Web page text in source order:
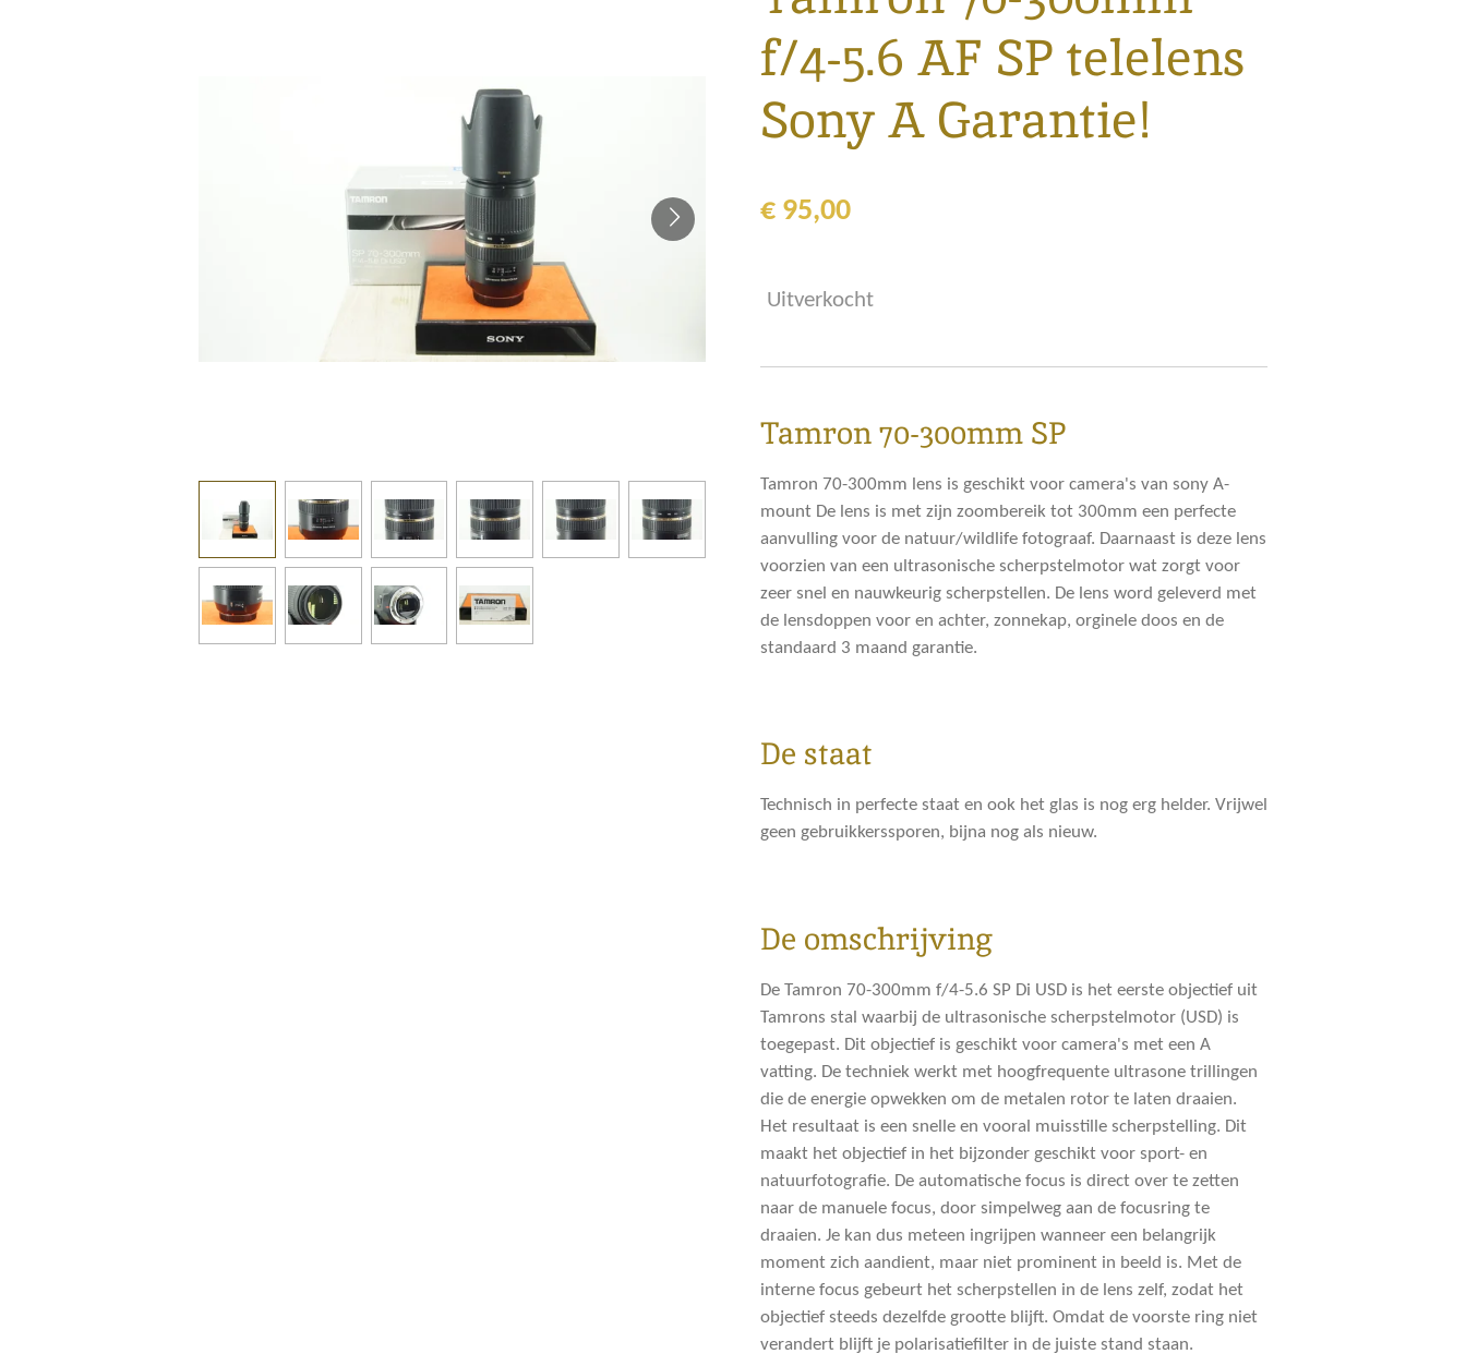
f/4-5.6 AF SP telelens
Sony A Garantie!
€ 95,00
Uitverkocht
Tamron 70-300mm SP
Tamron 70-300mm lens is geschikt voor camera's van sony A-
mount De lens is met zijn zoombereik tot 300mm een perfecte
aanvulling voor de natuur/wildlife fotograaf. Daarnaast is deze lens
voorzien van een ultrasonische scherpstelmotor wat zorgt voor
zeer snel en nauwkeurig scherpstellen. De lens word geleverd met
de lensdoppen voor en achter, zonnekap, orginele doos en de
standaard 3 maand garantie.
De staat
Technisch in perfecte staat en ook het glas is nog erg helder. Vrijwel
geen gebruikkerssporen, bijna nog als nieuw.
De omschrijving
De Tamron 70-300mm f/4-5.6 SP Di USD is het eerste objectief uit
Tamrons stal waarbij de ultrasonische scherpstelmotor (USD) is
toegepast. Dit objectief is geschikt voor camera's met een A
vatting. De techniek werkt met hoogfrequente ultrasone trillingen
die de energie opwekken om de metalen rotor te laten draaien.
Het resultaat is een snelle en vooral muisstille scherpstelling. Dit
maakt het objectief in het bijzonder geschikt voor sport- en
natuurfotografie. De automatische focus is direct over te zetten
naar de manuele focus, door simpelweg aan de focusring te
draaien. Je kan dus meteen ingrijpen wanneer een belangrijk
moment zich aandient, maar niet prominent in beeld is. Met de
interne focus gebeurt het scherpstellen in de lens zelf, zodat het
objectief steeds dezelfde grootte blijft. Omdat de voorste ring niet
verandert blijft je polarisatiefilter in de juiste stand staan.